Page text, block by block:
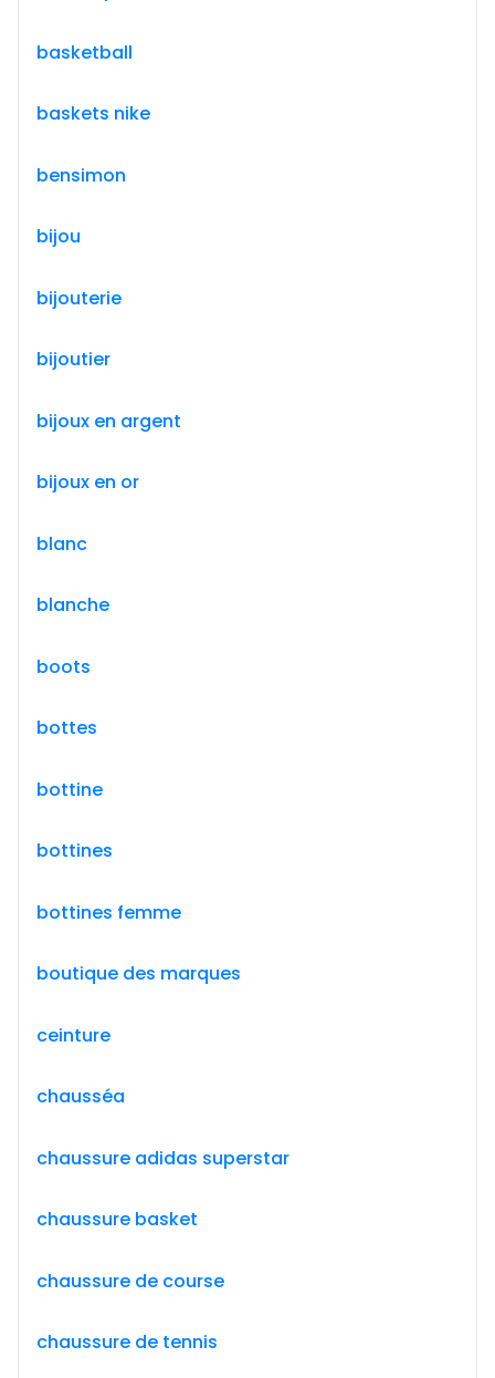
basketball
baskets nike
bensimon
bijou
bijouterie
bijoutier
bijoux en argent
bijoux en or
blanc
blanche
boots
bottes
bottine
bottines
bottines femme
boutique des marques
ceinture
chausséa
chaussure adidas superstar
chaussure basket
chaussure de course
chaussure de tennis